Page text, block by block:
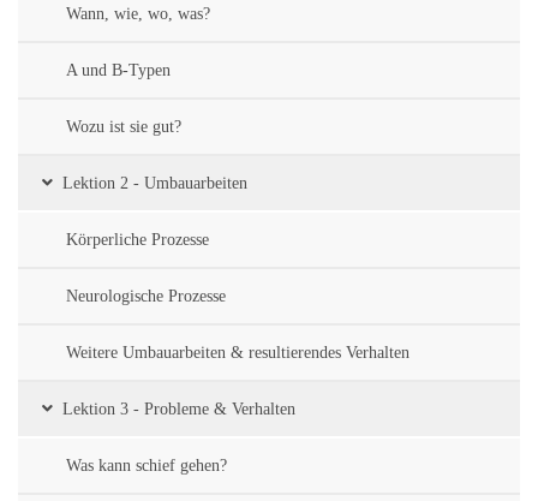
Wann, wie, wo, was?
A und B-Typen
Wozu ist sie gut?
Lektion 2 - Umbauarbeiten
Körperliche Prozesse
Neurologische Prozesse
Weitere Umbauarbeiten & resultierendes Verhalten
Lektion 3 - Probleme & Verhalten
Was kann schief gehen?